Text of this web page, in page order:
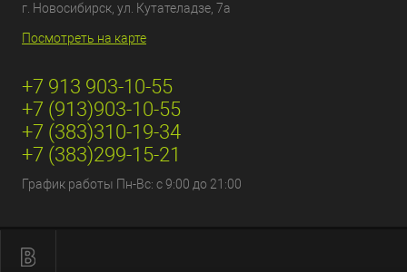
г. Новосибирск, ул. Кутателадзе, 7а
Посмотреть на карте
+7 913 903-10-55
+7 (913)903-10-55
+7 (383)310-19-34
+7 (383)299-15-21
График работы Пн-Вс: с 9:00 до 21:00